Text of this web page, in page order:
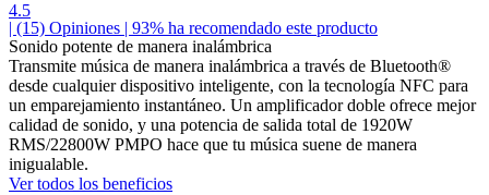
4.5
| (15) Opiniones | 93% ha recomendado este producto
Sonido potente de manera inalámbrica
Transmite música de manera inalámbrica a través de Bluetooth®
desde cualquier dispositivo inteligente, con la tecnología NFC para
un emparejamiento instantáneo. Un amplificador doble ofrece mejor
calidad de sonido, y una potencia de salida total de 1920W
RMS/22800W PMPO hace que tu música suene de manera
inigualable.
Ver todos los beneficios